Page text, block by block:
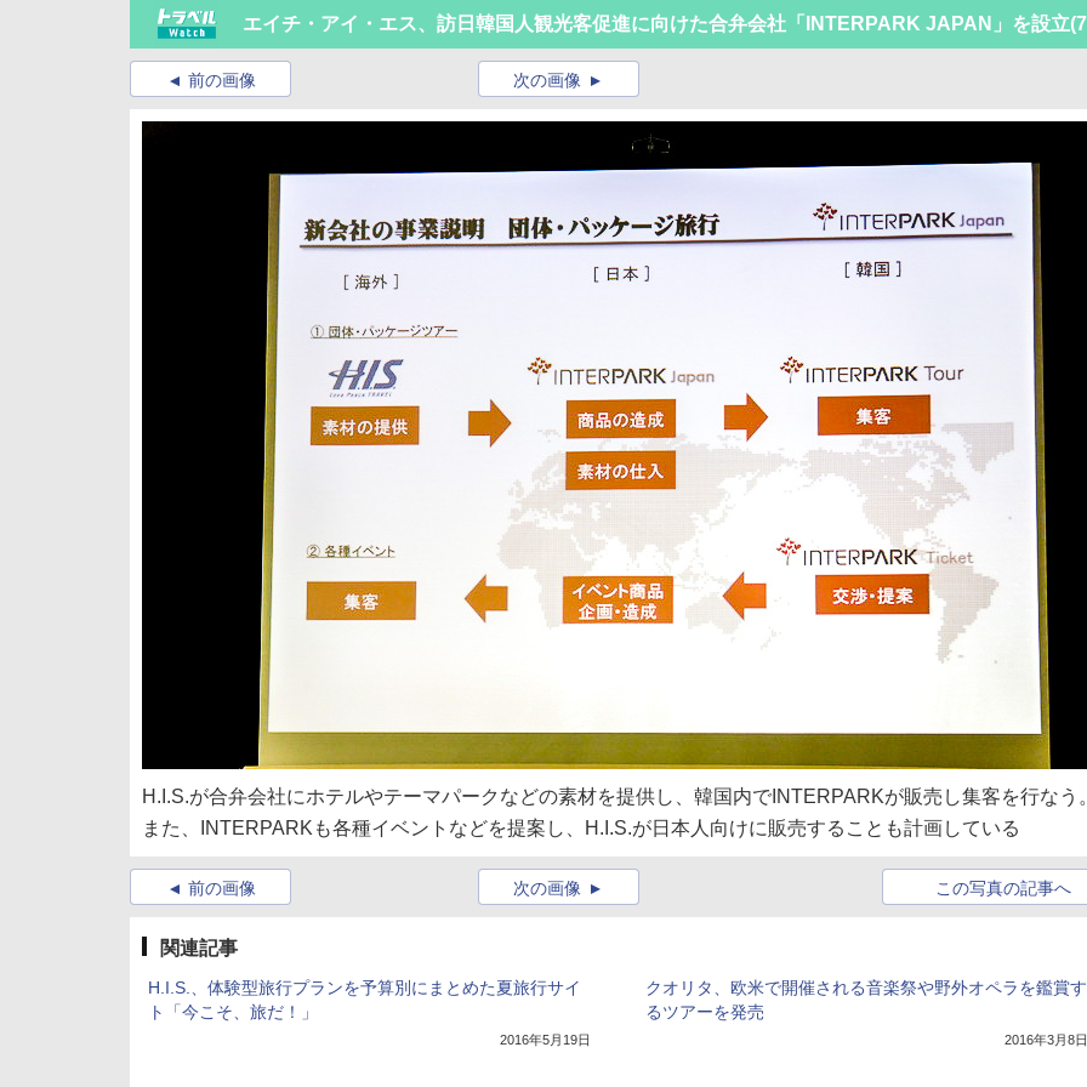
エイチ・アイ・エス、訪日韓国人観光客促進に向けた合弁会社「INTERPARK JAPAN」を設立
前の画像 次の画像
H.I.S.が合弁会社にホテルやテーマパークなどの素材を提供し、韓国内でINTERPARKが販売し集客を行なう
また、INTERPARKも各種イベントなどを提案し、H.I.S.が日本人向けに販売することも計画している
前の画像 この写真の記事へ
次の画像
関連記事
H.I.S.、体験型旅行プランを予算別にまとめた夏旅行サイ
ト「今こそ、旅だ！」
2016年5月19日
クオリタ、欧米で開催される音楽祭や野外オペラを鑑賞す
るツアーを発売
2016年3月8日